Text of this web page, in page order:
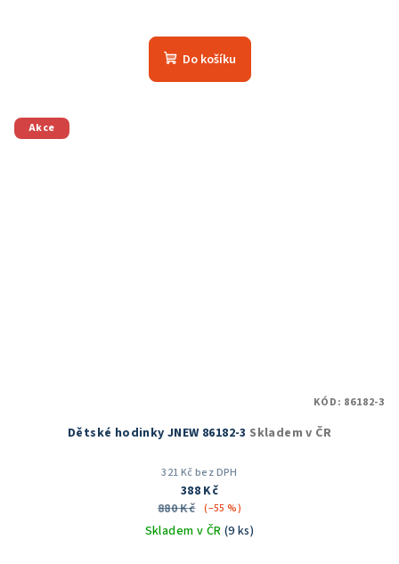
Do košíku
Akce
Dětské hodinky JNEW 86182-3 Skladem v ČR
321 Kč bez DPH
388 Kč
880 Kč (–55 %)
Skladem v ČR (9 ks)
KÓD: 86182-3